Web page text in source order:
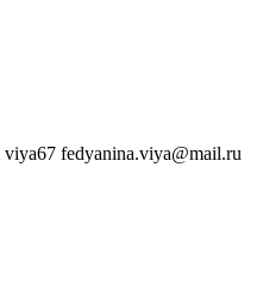
viya67 fedyanina.viya@mail.ru